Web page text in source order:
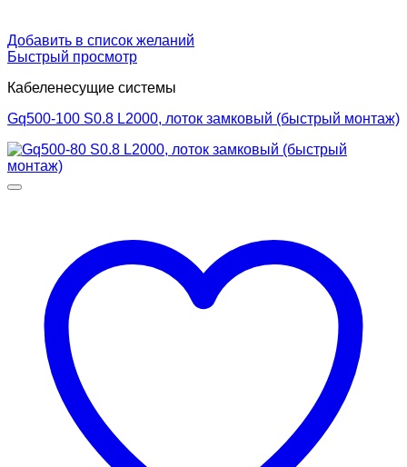
Добавить в список желаний
Быстрый просмотр
Кабеленесущие системы
Gq500-100 S0.8 L2000, лоток замковый (быстрый монтаж)